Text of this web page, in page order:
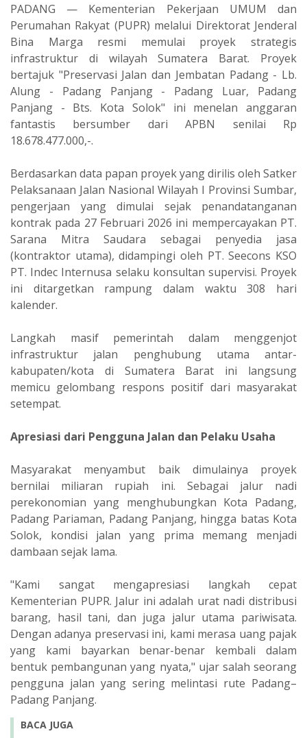
PADANG — Kementerian Pekerjaan UMUM dan
Perumahan Rakyat (PUPR) melalui Direktorat Jenderal
Bina Marga resmi memulai proyek strategis
infrastruktur di wilayah Sumatera Barat. Proyek
bertajuk "Preservasi Jalan dan Jembatan Padang - Lb.
Alung - Padang Panjang - Padang Luar, Padang
Panjang - Bts. Kota Solok" ini menelan anggaran
fantastis bersumber dari APBN senilai Rp
18.678.477.000,-.
Berdasarkan data papan proyek yang dirilis oleh Satker
Pelaksanaan Jalan Nasional Wilayah I Provinsi Sumbar,
pengerjaan yang dimulai sejak penandatanganan
kontrak pada 27 Februari 2026 ini mempercayakan PT.
Sarana Mitra Saudara sebagai penyedia jasa
(kontraktor utama), didampingi oleh PT. Seecons KSO
PT. Indec Internusa selaku konsultan supervisi. Proyek
ini ditargetkan rampung dalam waktu 308 hari
kalender.
Langkah masif pemerintah dalam menggenjot
infrastruktur jalan penghubung utama antar-
kabupaten/kota di Sumatera Barat ini langsung
memicu gelombang respons positif dari masyarakat
setempat.
Apresiasi dari Pengguna Jalan dan Pelaku Usaha
Masyarakat menyambut baik dimulainya proyek
bernilai miliaran rupiah ini. Sebagai jalur nadi
perekonomian yang menghubungkan Kota Padang,
Padang Pariaman, Padang Panjang, hingga batas Kota
Solok, kondisi jalan yang prima memang menjadi
dambaan sejak lama.
"Kami sangat mengapresiasi langkah cepat
Kementerian PUPR. Jalur ini adalah urat nadi distribusi
barang, hasil tani, dan juga jalur utama pariwisata.
Dengan adanya preservasi ini, kami merasa uang pajak
yang kami bayarkan benar-benar kembali dalam
bentuk pembangunan yang nyata," ujar salah seorang
pengguna jalan yang sering melintasi rute Padang–
Padang Panjang.
BACA JUGA